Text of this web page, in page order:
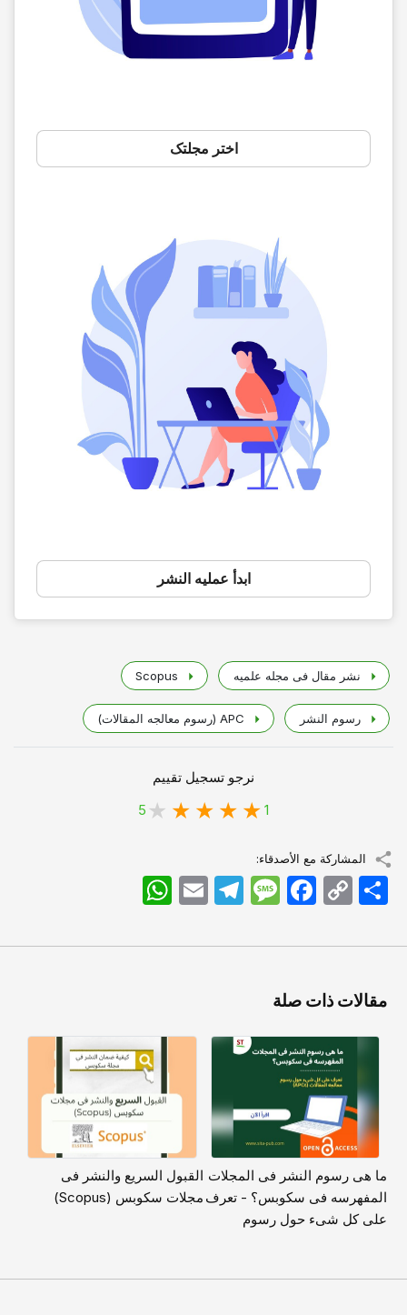
اختر مجلتک
ابدأ عملیه النشر
نشر مقال فی مجله علمیه
رسوم النشر
نرجو تسجيل تقييم
1
5
المشاركة مع الأصدقاء:
WhatsApp Email
TelegramMessageFacebook Copy
Link
اشتراک
مقالات ذات صلة
ما هی رسوم النشر فی المجلات
المفهرسه فی سکوبس؟ - تعرف
على کل شیء حول رسوم
القبول السریع والنشر فی
مجلات سکوبس (Scopus)